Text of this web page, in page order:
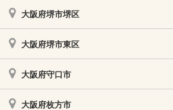
大阪府堺市堺区
大阪府堺市東区
大阪府守口市
大阪府枚方市